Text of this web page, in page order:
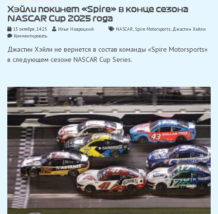
Хэйли покинет «Spire» в конце сезона
NASCAR Cup 2025 года
15 октября, 14:25 Илья Навроцкий NASCAR, Spire Motorsports, Джастин Хэйли
Комментироватьon
покинет
в
Cup
2025
года
Джастин Хэйли не вернется в состав команды «Spire Motorsports»
в следующем сезоне NASCAR Cup Series.